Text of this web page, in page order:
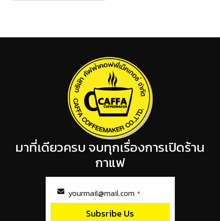
มาที่เดียวครบ จบทุกเรื่องการเปิดร้าน
กาแฟ
yourmail@mail.com *
Subsribe Us